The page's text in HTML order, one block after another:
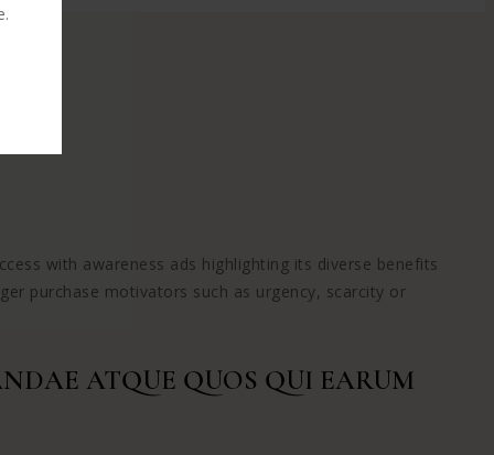
with awareness ads highlighting its diverse benefits
purchase motivators such as urgency, scarcity or
ATQUE QUOS QUI EARUM